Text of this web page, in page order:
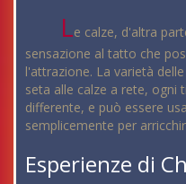
Le calze, d'altra
sensazione al tatto che
l'attrazione. La varietà
seta alle calze a rete, ogni
differente, e può essere
semplicemente per
Esperienze di